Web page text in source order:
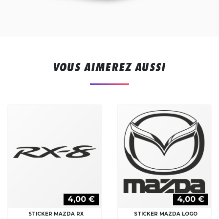
VOUS AIMEREZ AUSSI
4,00 €
STICKER MAZDA RX
4,00 €
STICKER MAZDA LOGO